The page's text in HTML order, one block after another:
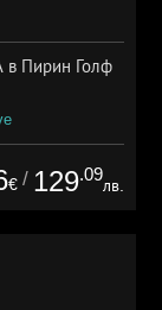
в Пирин Голф
€ / 129.09
лв.